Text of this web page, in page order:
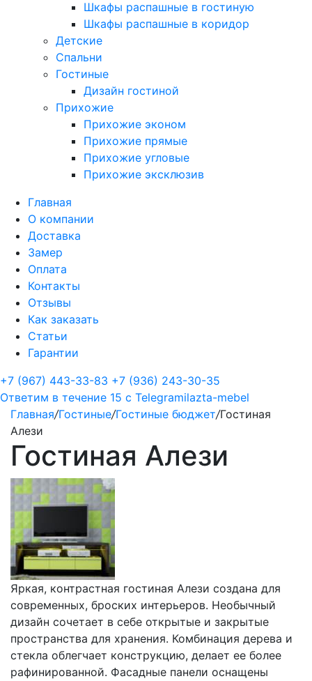
Шкафы распашные в гостиную
Шкафы распашные в коридор
Детские
Спальни
Гостиные
Дизайн гостиной
Прихожие
Прихожие эконом
Прихожие прямые
Прихожие угловые
Прихожие эксклюзив
Главная
О компании
Доставка
Замер
Оплата
Контакты
Отзывы
Как заказать
Статьи
Гарантии
+7 (967) 443-33-83 +7 (936) 243-30-35
Ответим в течение 15 с Telegramilazta-mebel
Главная/Гостиные/Гостиные бюджет/Гостиная
Алези
Гостиная Алези
Яркая, контрастная гостиная Алези создана для
современных, броских интерьеров. Необычный
дизайн сочетает в себе открытые и закрытые
пространства для хранения. Комбинация дерева и
стекла облегчает конструкцию, делает ее более
рафинированной. Фасадные панели оснащены